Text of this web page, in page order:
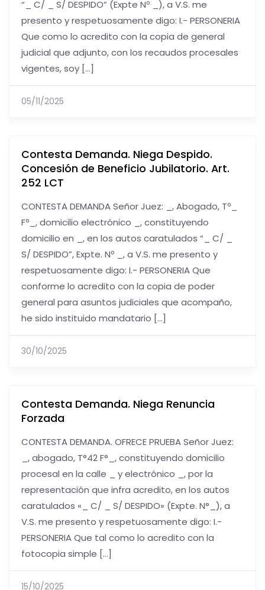
“_ C/ _ S/ DESPIDO” (Expte Nº _), a V.S. me
presento y respetuosamente digo: I.- PERSONERIA
Que como lo acredito con la copia de general
judicial que adjunto, con los recaudos procesales
vigentes, soy […]
05/11/2025
Contesta Demanda. Niega Despido.
Concesión de Beneficio Jubilatorio. Art.
252 LCT
CONTESTA DEMANDA Señor Juez: _, Abogado, Tº_
Fº_, domicilio electrónico _, constituyendo
domicilio en _, en los autos caratulados “_ C/ _
S/ DESPIDO”, Expte. Nº _, a V.S. me presento y
respetuosamente digo: I.- PERSONERIA Que
conforme lo acredito con la copia de poder
general para asuntos judiciales que acompaño,
he sido instituido mandatario […]
30/10/2025
Contesta Demanda. Niega Renuncia
Forzada
CONTESTA DEMANDA. OFRECE PRUEBA Señor Juez:
_, abogado, T°42 F°_, constituyendo domicilio
procesal en la calle _ y electrónico _, por la
representación que infra acredito, en los autos
caratulados «_ C/ _ S/ DESPIDO» (Expte. N°_), a
V.S. me presento y respetuosamente digo: I.-
PERSONERIA Que tal como lo acredito con la
fotocopia simple […]
15/10/2025